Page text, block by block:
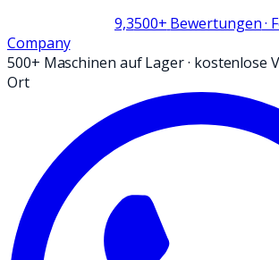
9,3500+ Bewertungen·
Company
500+ Maschinen auf Lager· kostenlose
Ort